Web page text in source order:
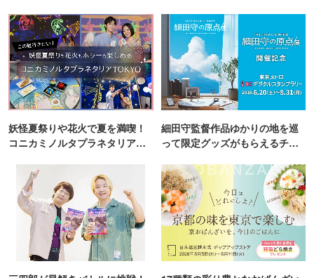
妖怪夏祭りや花火で夏を満喫！
コニカミノルタプラネタリア
細田守監督作品ゆかりの地を巡
って限定グッズがもらえるチャ